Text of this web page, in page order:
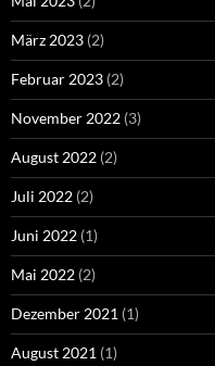
März 2023 (2)
Februar 2023 (2)
November 2022 (3)
August 2022 (2)
Juli 2022 (2)
Juni 2022 (1)
Mai 2022 (2)
Dezember 2021 (1)
August 2021 (1)